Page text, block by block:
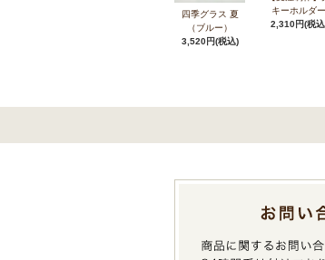
四季グラス 夏
（ブルー）
3,520円(税込)
キーホルダー
2,310円(税